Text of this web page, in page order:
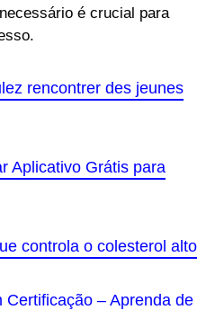
é crucial para
rencontrer des jeunes
Aplicativo Grátis para
controla o colesterol alto
Certificação – Aprenda de